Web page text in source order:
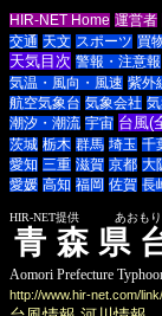
HIR-NET Home 運営者
交通 天文 スポーツ 買
天気目次 警報・注意報
気温・風向・風速 紫外
航空気象台 気象会社
潮汐・潮流 宇宙 台風(
茨城 栃木 群馬 埼玉 千
愛知 三重 滋賀 京都 大
愛媛 高知 福岡 佐賀 長
青森県
HIR-NET提供 あおもり
Aomori Prefecture
http://www.hir-net.com/